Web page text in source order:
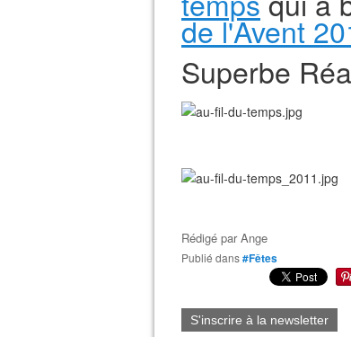
de l'Avent
Superbe
Rédigé parAnge
Publié dans#Fêtes
S'inscrire à la newsletter